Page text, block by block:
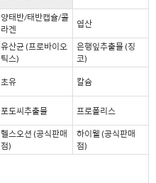
양태반/태반캡슐/콜
라겐
엽산
유산균 (프로바이오
틱스)
은행잎추출물 (징
코)
초유 칼슘
포도씨추출물 프로폴리스
헬스오션 (공식판매
점)
하이웰 (공식판매
점)